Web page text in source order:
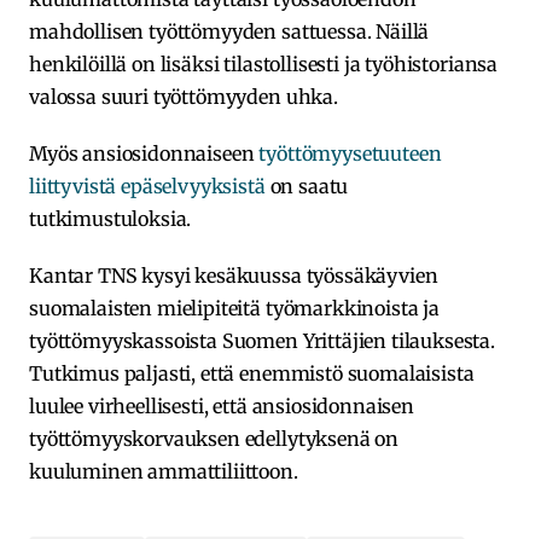
mahdollisen työttömyyden sattuessa. Näillä
henkilöillä on lisäksi tilastollisesti ja työhistoriansa
valossa suuri työttömyyden uhka.
Myös ansiosidonnaiseentyöttömyysetuuteen
liittyvistä epäselvyyksistä on saatu
tutkimustuloksia.
Kantar TNS kysyi kesäkuussa työssäkäyvien
suomalaisten mielipiteitä työmarkkinoista ja
työttömyyskassoista Suomen Yrittäjien tilauksesta.
Tutkimus paljasti, että enemmistö suomalaisista
luulee virheellisesti, että ansiosidonnaisen
työttömyyskorvauksen edellytyksenä on
kuuluminen ammattiliittoon.